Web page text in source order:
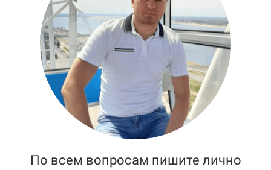
По всем вопросам пишите лично